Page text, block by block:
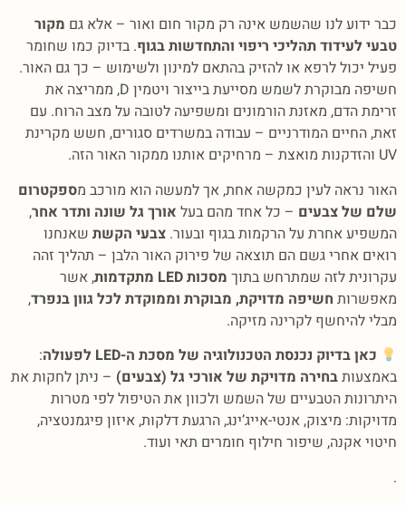
כבר ידוע לנו שהשמש אינה רק מקור חום ואור – אלא גם מקור
טבעי לעידוד תהליכי ריפוי והתחדשות בגוף. בדיוק כמו שחומר
פעיל יכול לרפא או להזיק בהתאם למינון ולשימוש – כך גם האור.
חשיפה מבוקרת לשמש מסייעת בייצור ויטמין D, ממריצה את
זרימת הדם, מאזנת הורמונים ומשפיעה לטובה על מצב הרוח. עם
זאת, החיים המודרניים – עבודה במשרדים סגורים, חשש מקרינת
UV והזדקנות מואצת – מרחיקים אותנו ממקור האור הזה.
האור נראה לעין כמקשה אחת, אך למעשה הוא מורכב מספקטרום
שלם של צבעים – כל אחד מהם בעל אורך גל שונה ותדר אחר,
המשפיע אחרת על הרקמות בגוף ובעור. צבעי הקשת שאנחנו
רואים אחרי גשם הם תוצאה של פירוק האור הלבן – תהליך זהה
עקרונית לזה שמתרחש בתוך מסכות LED מתקדמות
, אשר
מאפשרות חשיפה מדויקת, מבוקרת וממוקדת לכל גוון בנפרד,
מבלי להיחשף לקרינה מזיקה.
כאן בדיוק נכנסת הטכנולוגיה של מסכת ה-LED לפעולה
:
באמצעותבחירה מדויקת של אורכי גל (צבעים) – ניתן לחקות את
היתרונות הטבעיים של השמש ולכוון את הטיפול לפי מטרות
מדויקות: מיצוק, אנטי-אייג’ינג, הרגעת דלקות, איזון פיגמנטציה,
חיטוי אקנה, שיפור חילוף חומרים תאי ועוד.
.